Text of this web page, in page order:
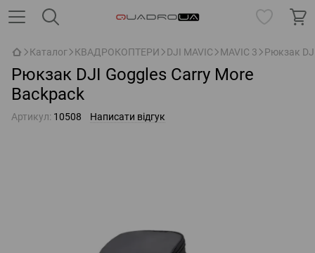
Каталог КВАДРОКОПТЕРИ DJI MAVIC MAVIC 3 Рюкзак
Рюкзак DJI Goggles Carry More
Backpack
Артикул: 10508 Написати відгук